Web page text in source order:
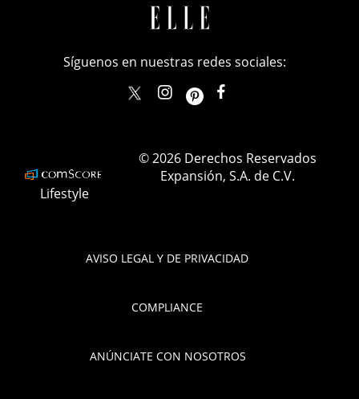
AVISO LEGAL Y DE PRIVACIDAD
COMPLIANCE
ANÚNCIATE CON NOSOTROS
Síguenos en nuestras redes sociales:
elle_mexicoellemexico
Lifestyle
© 2026 Derechos Reservados
Expansión, S.A. de C.V.